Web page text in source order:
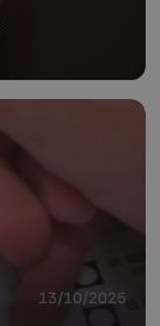
13/10/2025